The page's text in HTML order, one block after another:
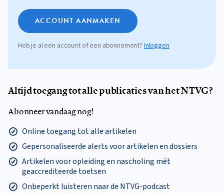
ACCOUNT AANMAKEN
Heb je al een account of een abonnement? Inloggen
Altijd toegang tot alle publicaties van het NTVG?
Abonneer vandaag nog!
Online toegang tot alle artikelen
Gepersonaliseerde alerts voor artikelen en dossiers
Artikelen voor opleiding en nascholing mét
geaccrediteerde toetsen
Onbeperkt luisteren naar de NTVG-podcast